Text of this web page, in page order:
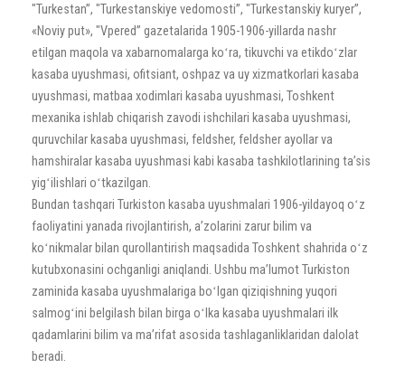
"Turkestan”, "Turkestanskiye vedomosti”, "Turkestanskiy kuryer”,
«Noviy put», "Vpered” gazetalarida 1905-1906-yillarda nashr
etilgan maqola va xabarnomalarga koʻra, tikuvchi va etikdoʻzlar
kasaba uyushmasi, ofitsiant, oshpaz va uy xizmatkorlari kasaba
uyushmasi, matbaa xodimlari kasaba uyushmasi, Toshkent
mexanika ishlab chiqarish zavodi ishchilari kasaba uyushmasi,
quruvchilar kasaba uyushmasi, feldsher, feldsher ayollar va
hamshiralar kasaba uyushmasi kabi kasaba tashkilotlarining taʼsis
yigʻilishlari oʻtkazilgan.
Bundan tashqari Turkiston kasaba uyushmalari 1906-yildayoq oʻz
faoliyatini yanada rivojlantirish, aʼzolarini zarur bilim va
koʻnikmalar bilan qurollantirish maqsadida Toshkent shahrida oʻz
kutubxonasini ochganligi aniqlandi. Ushbu maʼlumot Turkiston
zaminida kasaba uyushmalariga boʻlgan qiziqishning yuqori
salmogʻini belgilash bilan birga oʻlka kasaba uyushmalari ilk
qadamlarini bilim va maʼrifat asosida tashlaganliklaridan dalolat
beradi.